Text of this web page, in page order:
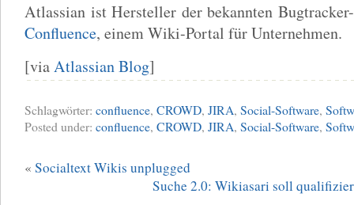
Atlassian ist Hersteller der bekannten
Confluence, einem Wiki-Portal für Unternehmen.
[viaAtlassian Blog]
Schlagwörter: confluence, CROWD, JIRA, Social-Software,
Posted under: confluence, CROWD, JIRA, Social-Software,
« Socialtext Wikis unplugged
Suche 2.0: Wikiasari soll